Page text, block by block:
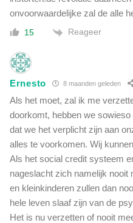
onvoorwaardelijke zal de alle
15 Reageer
Ernesto 8 maanden geleden
Als het moet, zal ik me
doorkomt, hebben we
dat we het verplicht zijn aan
alles te voorkomen. Wij
Als het social credit systeem
nageslacht zich namelijk
en kleinkinderen zullen dan
hele leven slaaf zijn van de
Het is nu verzetten of nooit